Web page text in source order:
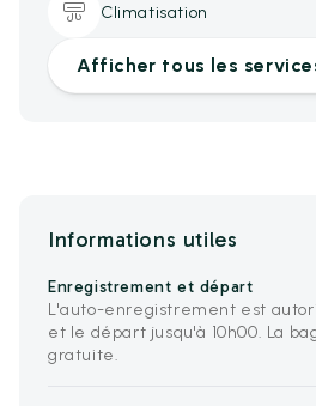
Climatisation
Afficher tous les
Informations utiles
Enregistrement et départ
L'auto-enregistrement est
et le départ jusqu'à 10h00. La
gratuite.